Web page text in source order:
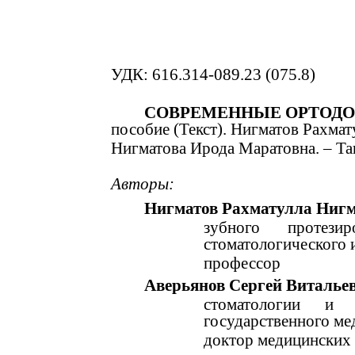
УДК: 616.314-089.23 (075.8)
СОВРЕМЕННЫЕ
пособие (Текст). Нигматов
Нигматова Ирода Маратовна. –
Авторы:
Нигматов Рахматулла
зубного
профессор
Аверьянов Сергей
стоматологии
и
государственного
доктор